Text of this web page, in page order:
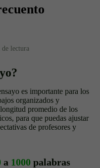
lectura
es importante para los
organizados y
promedio de los
para que puedas ajustar
de profesores y
a 1000 palabras